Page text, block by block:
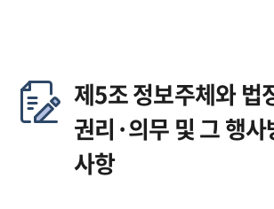
제5조 정보주체와 법
권리·의무 및 그 행
사항